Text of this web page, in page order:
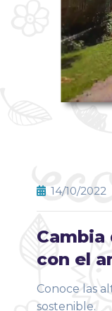
14/10/2022
con el
Conoce las
sostenible.